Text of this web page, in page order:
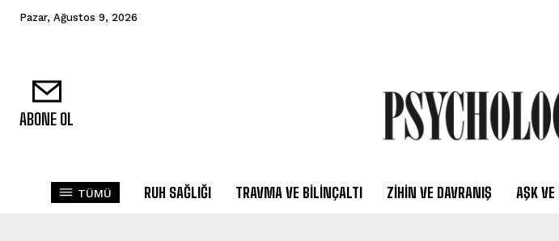
Pazar, Ağustos 9, 2026
ABONE OL
TÜMÜ RUH SAĞLIĞI TRAVMA VE BILINÇALTI ZIHIN VE DAVRANIŞ AŞK VE